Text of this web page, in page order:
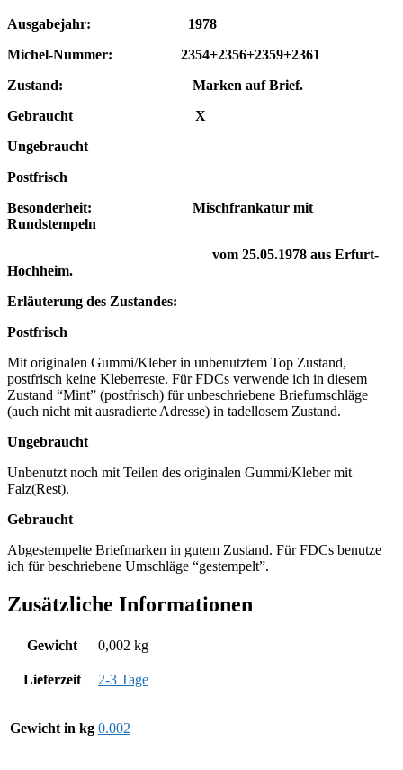
Ausgabejahr: 1978
Michel-Nummer: 2354+2356+2359+2361
Zustand: Marken auf Brief.
Gebraucht X
Ungebraucht
Postfrisch
Besonderheit: Mischfrankatur mit
Rundstempeln
vom 25.05.1978 aus Erfurt-
Hochheim.
Erläuterung des Zustandes:
Postfrisch
Mit originalen Gummi/Kleber in unbenutztem Top Zustand,
postfrisch keine Kleberreste. Für FDCs verwende ich in diesem
Zustand “Mint” (postfrisch) für unbeschriebene Briefumschläge
(auch nicht mit ausradierte Adresse) in tadellosem Zustand.
Ungebraucht
Unbenutzt noch mit Teilen des originalen Gummi/Kleber mit
Falz(Rest).
Gebraucht
Abgestempelte Briefmarken in gutem Zustand. Für FDCs benutze
ich für beschriebene Umschläge “gestempelt”.
Zusätzliche Informationen
Gewicht 0,002 kg
Lieferzeit 2-3 Tage
Gewicht in kg 0.002